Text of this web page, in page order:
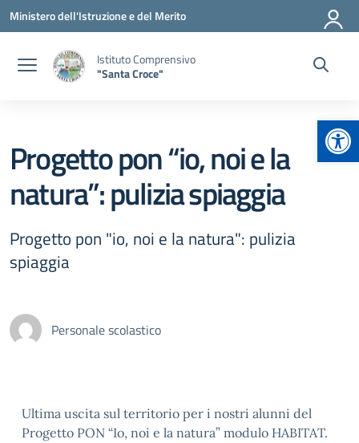
Vai ai contenuti
Vai al menu di navigazione
Vai al footer
Ministero dell'Istruzione e del Merito
Istituto Comprensivo
"Santa Croce"
Progetto pon “io, noi e la
natura”: pulizia spiaggia
Progetto pon "io, noi e la natura": pulizia
spiaggia
Personale scolastico
Ultima uscita sul territorio per i nostri alunni del
Progetto PON “Io, noi e la natura” modulo HABITAT.